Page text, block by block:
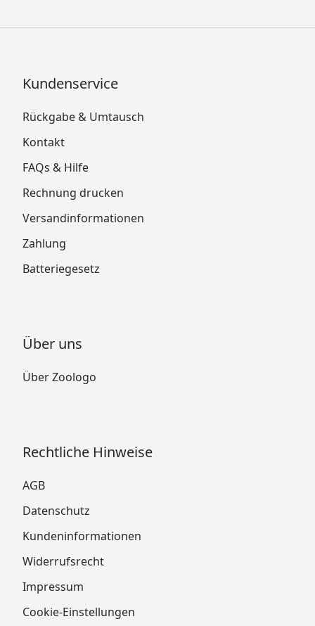
Kundenservice
Rückgabe & Umtausch
Kontakt
FAQs & Hilfe
Rechnung drucken
Versandinformationen
Zahlung
Batteriegesetz
Über uns
Über Zoologo
Rechtliche Hinweise
AGB
Datenschutz
Kundeninformationen
Widerrufsrecht
Impressum
Cookie-Einstellungen